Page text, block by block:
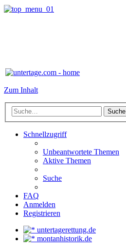
Zum Inhalt
Suche
Schnellzugriff
Unbeantwortete Themen
Aktive Themen
Suche
FAQ
Anmelden
Registrieren
untertagerettung.de
montanhistorik.de